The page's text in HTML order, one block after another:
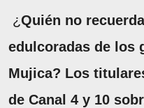
¿Quién no
edulcoradas de los
Mujica? Los
de Canal 4 y 10